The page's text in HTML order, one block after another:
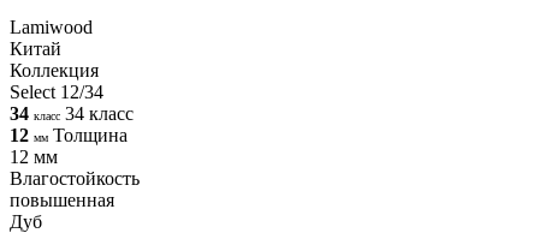
Lamiwood
Китай
Коллекция
Select 12/34
34 класс 34 класс
12 мм Толщина
12 мм
Влагостойкость
повышенная
Дуб